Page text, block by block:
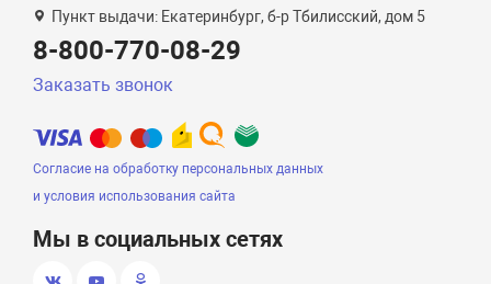
Пункт выдачи: Екатеринбург, б-р Тбилисский, дом 5
8-800-770-08-29
Заказать звонок
Согласие на обработку персональных данных
и условия использования сайта
Мы в социальных сетях